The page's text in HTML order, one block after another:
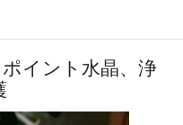
イント水晶、浄